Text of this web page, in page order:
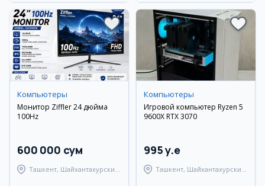
Компьютеры
Монитор Ziffler 24 дюйма
100Hz
600 000 сум
Ташкент, Шайхантахурский
Компьютеры
Игровой компьютер Ryzen 5
9600X RTX 3070
995 y.e
Ташкент, Шайхантахурский